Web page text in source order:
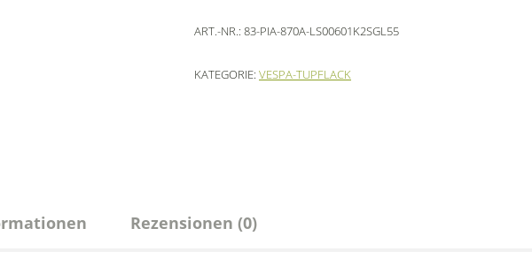
ART.-NR.: 83-PIA-870A-LS00601K2SGL55
KATEGORIE: VESPA-TUPFLACK
Rezensionen (0)